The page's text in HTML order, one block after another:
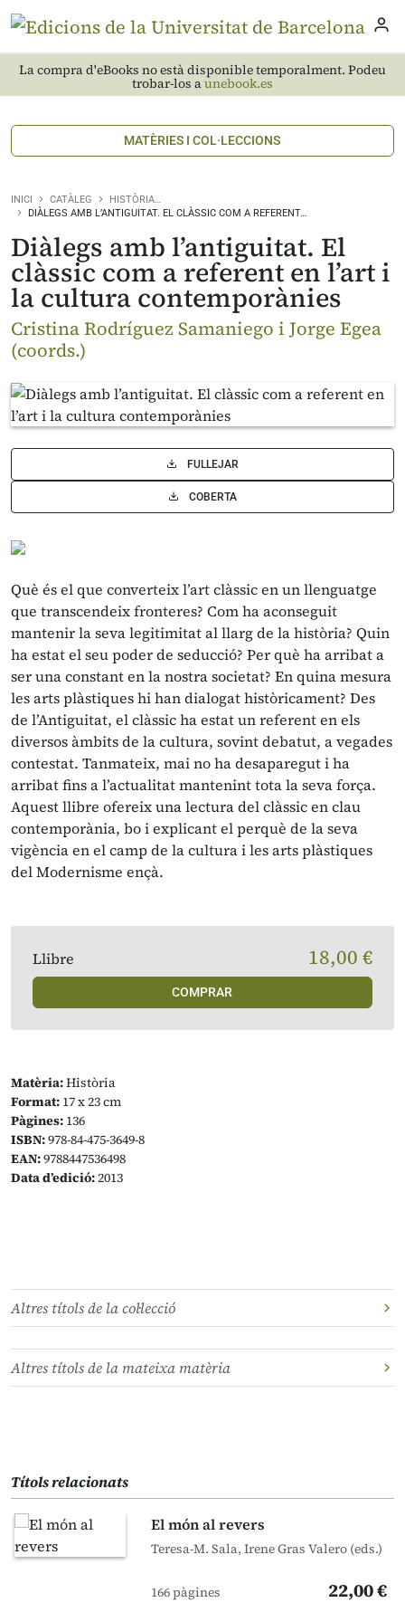
La compra d'eBooks no està disponible temporalment. Podeu
trobar-los aunebook.es
MATÈRIES I COL·LECCIONS
INICI CATÀLEG
HISTÒRIA…
DIÀLEGS AMB L’ANTIGUITAT. EL CLÀSSIC COM A REFERENT…
Diàlegs amb l’antiguitat. El
clàssic com a referent en l’art i
la cultura contemporànies
Cristina Rodríguez Samaniego i Jorge Egea
(coords.)
FULLEJAR
COBERTA
Què és el que converteix l’art clàssic en un llenguatge
que transcendeix fronteres? Com ha aconseguit
mantenir la seva legitimitat al llarg de la història? Quin
ha estat el seu poder de seducció? Per què ha arribat a
ser una constant en la nostra societat? En quina mesura
les arts plàstiques hi han dialogat històricament? Des
de l’Antiguitat, el clàssic ha estat un referent en els
diversos àmbits de la cultura, sovint debatut, a vegades
contestat. Tanmateix, mai no ha desaparegut i ha
arribat fins a l’actualitat mantenint tota la seva força.
Aquest llibre ofereix una lectura del clàssic en clau
contemporània, bo i explicant el perquè de la seva
vigència en el camp de la cultura i les arts plàstiques
del Modernisme ençà.
Matèria:Història
Format: 17 x 23 cm
Pàgines: 136
ISBN:978-84-475-3649-8
EAN:9788447536498
Data d’edició:2013
Llibre 18,00 €
COMPRAR
Altres títols de la col·lecció
Altres títols de la mateixa matèria
Títols relacionats
El món al revers
Teresa-M. Sala, Irene Gras Valero (eds.)
166 pàgines 22,00 €